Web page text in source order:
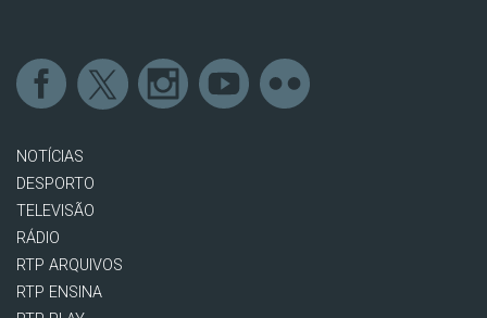
NOTÍCIAS
DESPORTO
TELEVISÃO
RÁDIO
RTP ARQUIVOS
RTP ENSINA